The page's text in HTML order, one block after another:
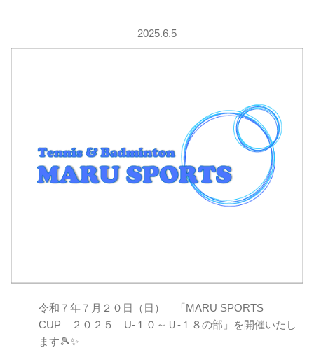
2025.6.5
令和７年７月２０日（日） 「MARU SPORTS
CUP ２０２５ U-１０～Ｕ‐１８の部」を開催いたし
ます🎾✨